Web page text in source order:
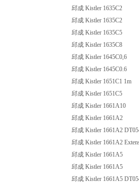
邱成 Kistler 1635C2
邱成 Kistler 1635C2
邱成 Kistler 1635C5
邱成 Kistler 1635C8
邱成 Kistler 1645C0,6
邱成 Kistler 1645C0.6
邱成 Kistler 1651C1 1m
邱成 Kistler 1651C5
邱成 Kistler 1661A10
邱成 Kistler 1661A2
邱成 Kistler 1661A2
邱成 Kistler 1661A2
邱成 Kistler 1661A5
邱成 Kistler 1661A5
邱成 Kistler 1661A5